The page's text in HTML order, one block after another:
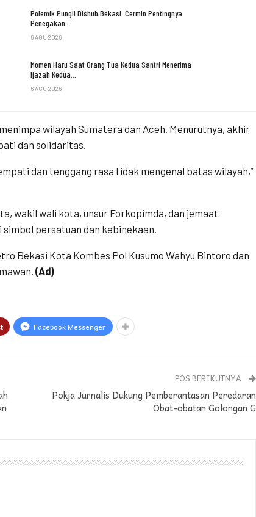
Polemik Pungli Dishub Bekasi. Cermin Pentingnya
Penegakan…
6 AGU 2026
Momen Haru Saat Orang Tua Kedua Santri Menerima
Ijazah Kedua…
6 AGU 2026
wilayah Sumatera dan Aceh. Menurutnya, akhir
dan solidaritas.
dan tenggang rasa tidak mengenal batas wilayah,”
wakil wali kota, unsur Forkopimda, dan jemaat
persatuan dan kebinekaan.
Bekasi Kota Kombes Pol Kusumo Wahyu Bintoro dan
(Ad)
Facebook Messenger
POS BERIKUTNYA
Pokja Jurnalis Dukung Pemberantasan Peredaran
Obat-obatan Golongan G